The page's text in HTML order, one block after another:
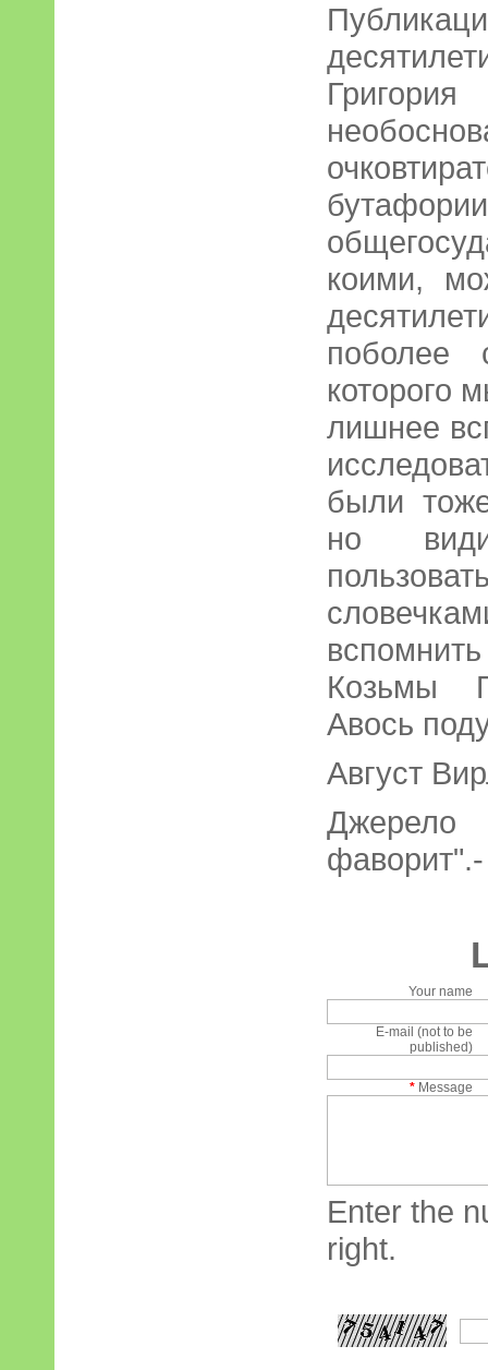
коими,
поболее
которого
лишнее
были
но
Козьмы
Авось
Август
Your name
E-mail (not to be
published)
* Message
Enter the
right.